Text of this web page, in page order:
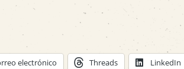
electrónico Threads LinkedIn